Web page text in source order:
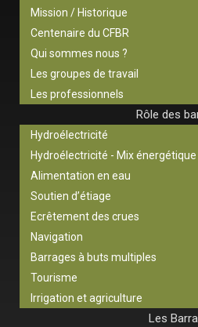
Mission / Historique
Centenaire du CFBR
Qui sommes nous ?
Les groupes de travail
Les professionnels
Rôle des
Hydroélectricité
Hydroélectricité - Mix énergétique
Alimentation en eau
Soutien d’étiage
Ecrêtement des crues
Navigation
Barrages à buts multiples
Tourisme
Irrigation et agriculture
Les